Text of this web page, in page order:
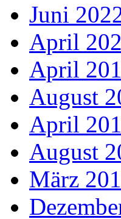
Juni
April
April
August
April
August
März